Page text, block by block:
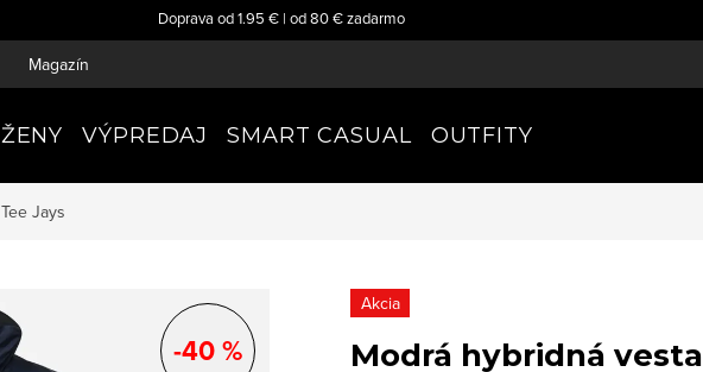
Doprava od 1.95 € | od 80 € zadarmo
Magazín
ŽENY VÝPREDAJ SMART CASUAL OUTFITY
Tee Jays
-40 %
Akcia
Modrá hybridná vesta